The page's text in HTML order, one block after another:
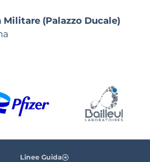
(Palazzo Ducale)
Linee Guida